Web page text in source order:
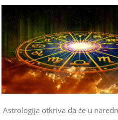
Astrologija otkriva da će u